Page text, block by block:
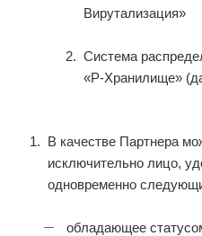
Вирутализация»
Система
«Р-Хранилище»
В качестве Партнера
исключительно лицо,
одновременно
обладающее